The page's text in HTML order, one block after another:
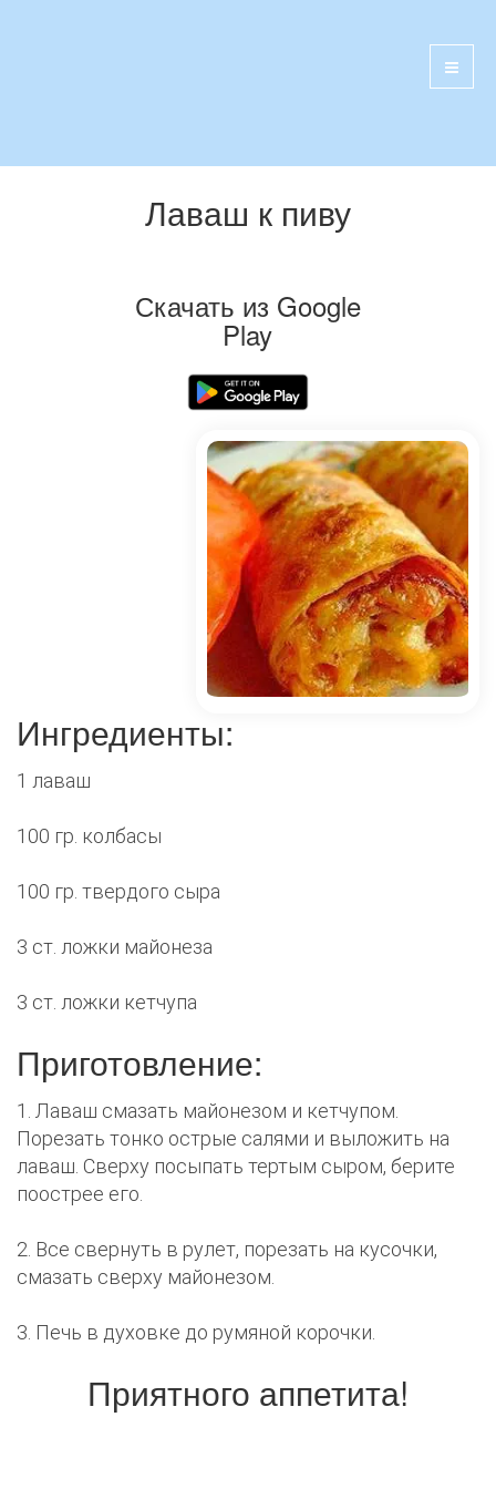
Лаваш к пиву
Скачать из Google
Play
Ингредиенты:
1 лаваш
100 гр. колбасы
100 гр. твердого сыра
3 ст. ложки майонеза
3 ст. ложки кетчупа
Приготовление:
1. Лаваш смазать майонезом и кетчупом.
Порезать тонко острые салями и выложить на
лаваш. Сверху посыпать тертым сыром, берите
поострее его.
2. Все свернуть в рулет, порезать на кусочки,
смазать сверху майонезом.
3. Печь в духовке до румяной корочки.
Приятного аппетита!